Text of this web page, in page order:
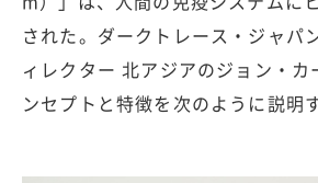
された。ダークトレース・ジャパ
ィレクター 北アジアのジョン・カ
ンセプトと特徴を次のように説明す